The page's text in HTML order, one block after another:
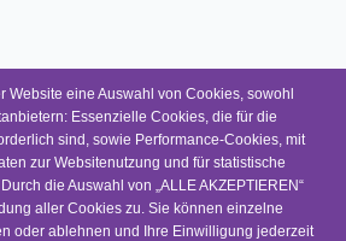
Website eine Auswahl von Cookies, sowohl
Essenzielle Cookies, die für die
sind, sowie Performance-Cookies, mit
zur Websitenutzung und für statistische
die Auswahl von „ALLE AKZEPTIEREN“
aller Cookies zu. Sie können einzelne
oder ablehnen und Ihre Einwilligung jederzeit